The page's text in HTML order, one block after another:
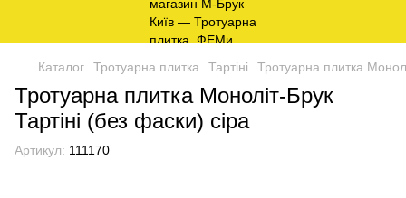
Каталог Тротуарна плитка Тартіні Тротуарна плитка
Тротуарна плитка Моноліт-Брук
Тартіні (без фаски) сіра
Артикул: 111170